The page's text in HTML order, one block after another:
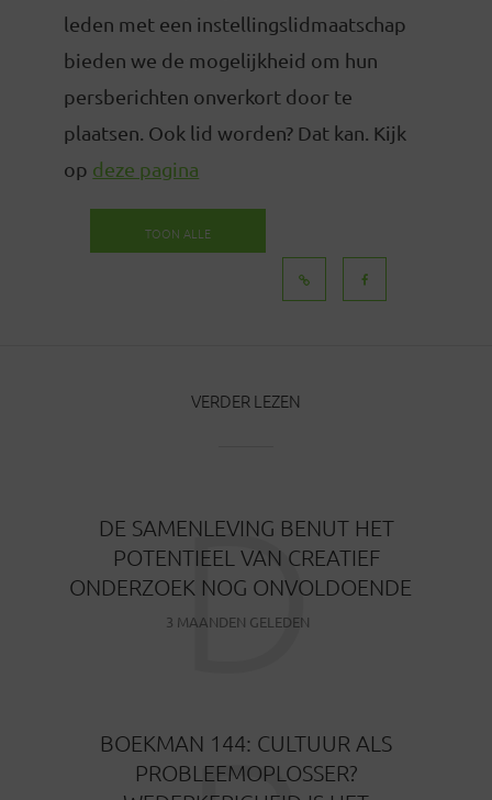
leden met een instellingslidmaatschap
bieden we de mogelijkheid om hun
persberichten onverkort door te
plaatsen. Ook lid worden? Dat kan. Kijk
op deze pagina
TOON ALLE
VERDER LEZEN
DE SAMENLEVING BENUT HET
POTENTIEEL VAN CREATIEF
ONDERZOEK NOG ONVOLDOENDE
3 MAANDEN GELEDEN
D
BOEKMAN 144: CULTUUR ALS
PROBLEEMOPLOSSER?